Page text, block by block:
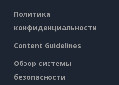
Политика
конфиденциальности
Content Guidelines
Обзор системы
безопасности